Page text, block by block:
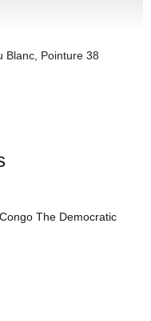
Blanc, Pointure 38
The Democratic